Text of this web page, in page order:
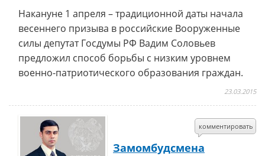
Накануне 1 апреля – традиционной даты начала
весеннего призыва в российские Вооруженные
силы депутат Госдумы РФ Вадим Соловьев
предложил способ борьбы с низким уровнем
военно-патриотического образования граждан.
23.03.2015
комментировать
Замомбудсмена